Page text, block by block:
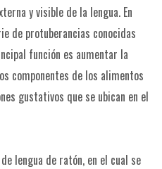
y visible de la lengua. En
de protuberancias conocidas
función es aumentar la
componentes de los alimentos
gustativos que se ubican en el
lengua de ratón, en el cual se